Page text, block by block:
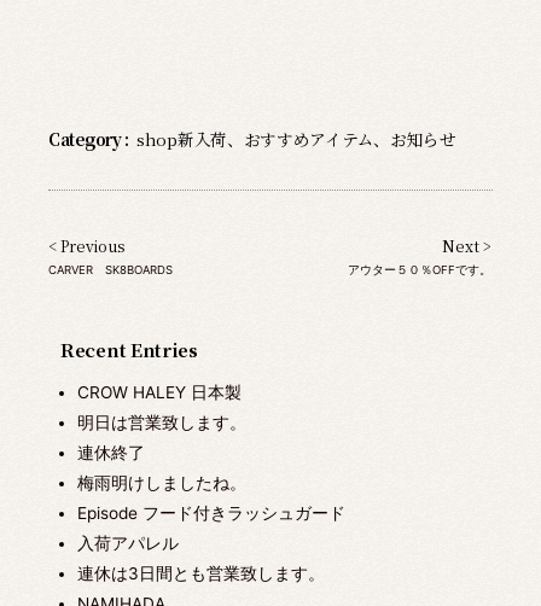
Recent Entries
CROW HALEY 日本製
明日は営業致します。
連休終了
梅雨明けしましたね。
Episode フード付きラッシュガード
入荷アパレル
連休は3日間とも営業致します。
Category : shop新入荷、 おすすめアイテム、 お知らせ
< Previous
CARVER SK8BOARDS
Next >
アウター５０％OFFです。